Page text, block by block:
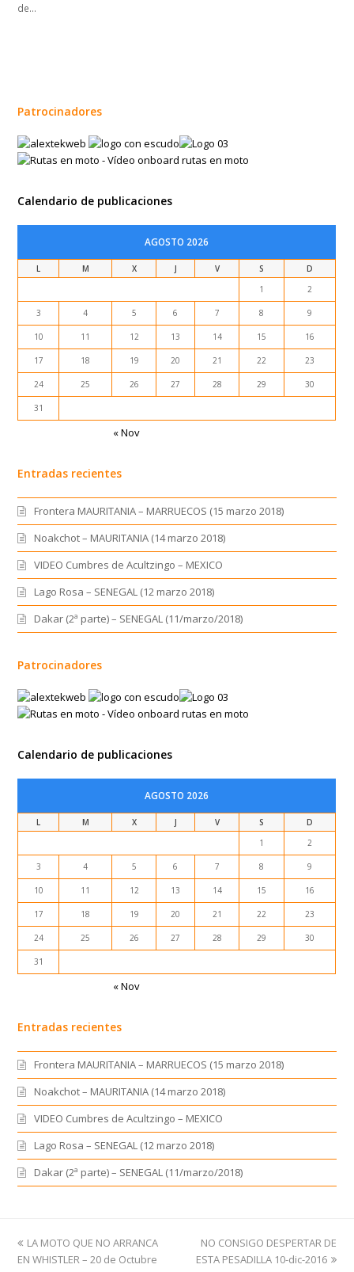
de…
Patrocinadores
Calendario de publicaciones
AGOSTO 2026
L M X J V S
D
1
2
3 4 5 6 7 8 9
10 11 12 13 14 15 16
17 18 19 20 21 22 23
24 25 26 27 28 29 30
31
« Nov
Entradas recientes
Frontera MAURITANIA – MARRUECOS (15 marzo 2018)
Noakchot – MAURITANIA (14 marzo 2018)
VIDEO Cumbres de Acultzingo – MEXICO
Lago Rosa – SENEGAL (12 marzo 2018)
Dakar (2ª parte) – SENEGAL (11/marzo/2018)
Patrocinadores
Calendario de publicaciones
AGOSTO 2026
L M X J V S
D
1
2
3 4 5 6 7 8 9
10 11 12 13 14 15 16
17 18 19 20 21 22 23
24 25 26 27 28 29 30
31
« Nov
Entradas recientes
Frontera MAURITANIA – MARRUECOS (15 marzo 2018)
Noakchot – MAURITANIA (14 marzo 2018)
VIDEO Cumbres de Acultzingo – MEXICO
Lago Rosa – SENEGAL (12 marzo 2018)
Dakar (2ª parte) – SENEGAL (11/marzo/2018)
previous
post:
LA MOTO QUE NO ARRANCA
EN WHISTLER – 20 de Octubre
next
post:
NO CONSIGO DESPERTAR DE
ESTA PESADILLA 10-dic-2016